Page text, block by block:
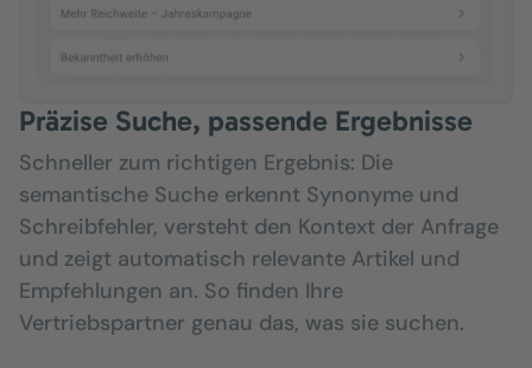
Präzise Suche, passende Ergebnisse
Schneller zum richtigen Ergebnis: Die
semantische Suche erkennt Synonyme und
Schreibfehler, versteht den Kontext der Anfrage
und zeigt automatisch relevante Artikel und
Empfehlungen an. So finden Ihre
Vertriebspartner genau das, was sie suchen.